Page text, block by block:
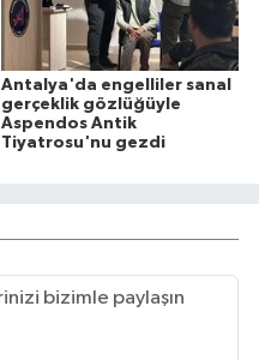
Antalya'da engelliler sanal
gerçeklik gözlüğüyle
Aspendos Antik
Tiyatrosu'nu gezdi